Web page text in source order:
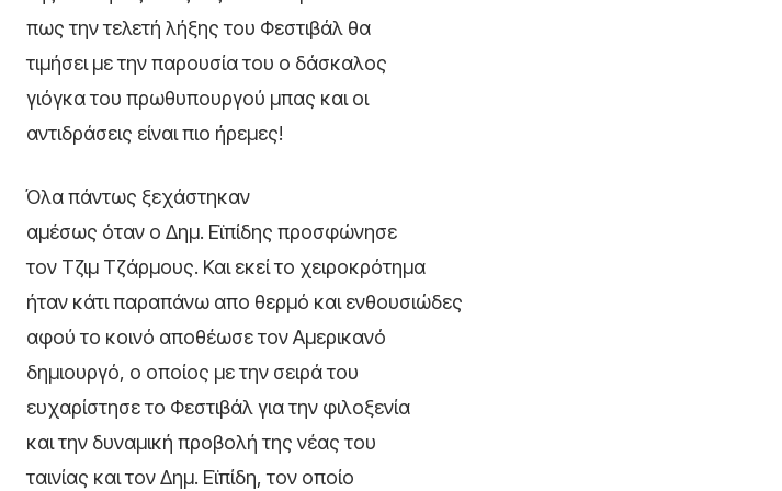
πως την τελετή λήξης του Φεστιβάλ θα
τιμήσει με την παρουσία του ο δάσκαλος
γιόγκα του πρωθυπουργού μπας και οι
αντιδράσεις είναι πιο ήρεμες!
Όλα πάντως ξεχάστηκαν
αμέσως όταν ο Δημ. Εϊπίδης προσφώνησε
τον Τζιμ Τζάρμους. Και εκεί το χειροκρότημα
ήταν κάτι παραπάνω απο θερμό και ενθουσιώδες
αφού το κοινό αποθέωσε τον Αμερικανό
δημιουργό, ο οποίος με την σειρά του
ευχαρίστησε το Φεστιβάλ για την φιλοξενία
και την δυναμική προβολή της νέας του
ταινίας και τον Δημ. Εϊπίδη, τον οποίο